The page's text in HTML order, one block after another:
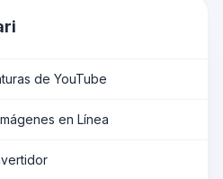
de YouTube
en Línea